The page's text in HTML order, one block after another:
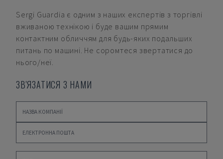
Sergi Guardia є одним з наших експертів з торгівлі
вживаною технікою і буде вашим прямим
контактним обличчям для будь-яких подальших
питань по машині. Не соромтеся звертатися до
нього/неї.
ЗВ'ЯЗАТИСЯ З НАМИ